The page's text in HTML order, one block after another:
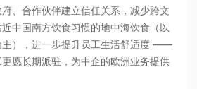
、合作伙伴建立信任关系，减少跨文
中国南方饮食习惯的地中海饮食（以
主），进一步提升员工生活舒适度 ——
愿长期派驻，为中企的欧洲业务提供